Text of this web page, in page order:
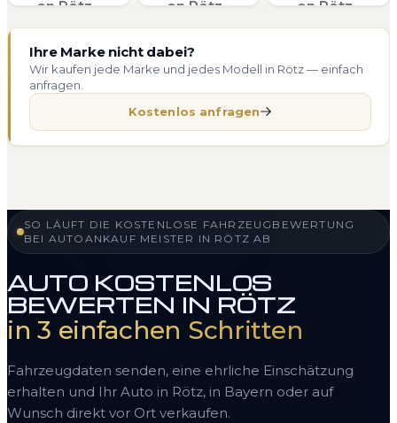
Ihre Marke nicht dabei?
Wir kaufen jede Marke und jedes Modell in Rötz — einfach
anfragen.
Kostenlos anfragen
SO LÄUFT DIE KOSTENLOSE FAHRZEUGBEWERTUNG
BEI AUTOANKAUF MEISTER IN RÖTZ AB
AUTO KOSTENLOS
BEWERTEN IN RÖTZ
in 3 einfachen Schritten
Fahrzeugdaten senden, eine ehrliche Einschätzung
erhalten und Ihr Auto in Rötz, in Bayern oder auf
Wunsch direkt vor Ort verkaufen.